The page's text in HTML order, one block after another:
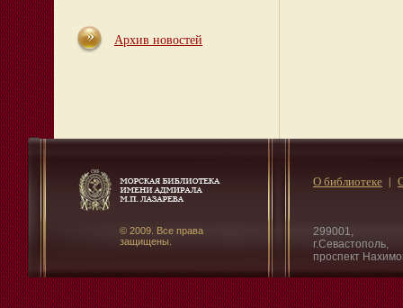
Архив новостей
© 2009. Все права
защищены.
299001,
г.Севастополь,
проспект
О библиотеке